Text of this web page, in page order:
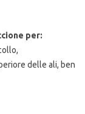
per:
delle ali, ben